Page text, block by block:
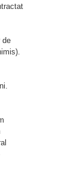
de